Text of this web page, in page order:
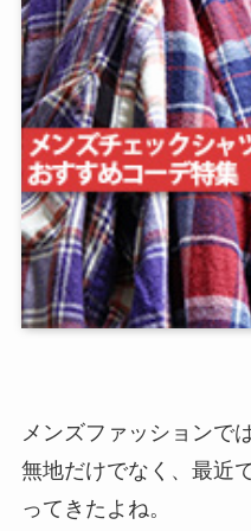
メンズファッションで
無地だけでなく、最近
ってきたよね。